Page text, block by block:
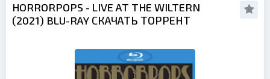
HORRORPOPS - LIVE AT THE WILTERN
(2021) BLU-RAY СКАЧАТЬ ТОРРЕНТ